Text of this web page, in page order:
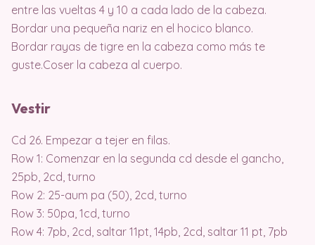
entre las vueltas 4 y 10 a cada lado de la cabeza.
Bordar una pequeña nariz en el hocico blanco.
Bordar rayas de tigre en la cabeza como más te
guste.Coser la cabeza al cuerpo.
Vestir
Cd 26. Empezar a tejer en filas.
Row 1: Comenzar en la segunda cd desde el gancho,
25pb, 2cd, turno
Row 2: 25-aum pa (50), 2cd, turno
Row 3: 50pa, 1cd, turno
Row 4: 7pb, 2cd, saltar 11pt, 14pb, 2cd, saltar 11 pt, 7pb